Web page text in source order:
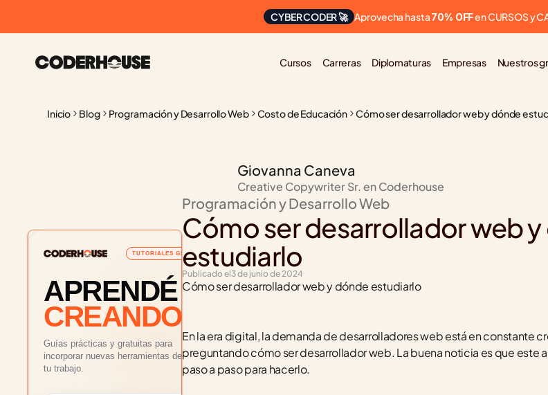
CYBER CODER 🚀 Aprovecha hasta 70% OFF en CURSOS y
Cursos Carreras Diplomaturas Empresas Nuestros
Inicio Blog Programación y Desarrollo Web Costo de Educación Cómo ser desarrollador web y dónde
TUTORIALES GRATUITOS
APRENDÉ
CREANDO
Guías prácticas y gratuitas para
incorporar nuevas herramientas de IA a
tu trabajo.
Giovanna Caneva
Creative Copywriter Sr. en Coderhouse
Programación y Desarrollo Web
Cómo ser desarrollador web
estudiarlo
Publicado el3 de junio de 2024
Cómo ser desarrollador web y dónde estudiarlo
En la era digital, la demanda de desarrolladores web está en constante
preguntando cómo ser desarrollador web. La buena noticia es que este
paso a paso para hacerlo.